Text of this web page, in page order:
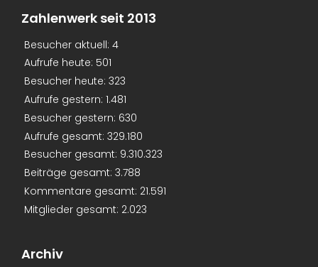
Zahlenwerk seit 2013
Besucher aktuell: 4
Aufrufe heute: 501
Besucher heute: 323
Aufrufe gestern: 1.481
Besucher gestern: 630
Aufrufe gesamt: 329.180
Besucher gesamt: 9.310.323
Beiträge gesamt: 3.788
Kommentare gesamt: 21.591
Mitglieder gesamt: 2.023
Archiv